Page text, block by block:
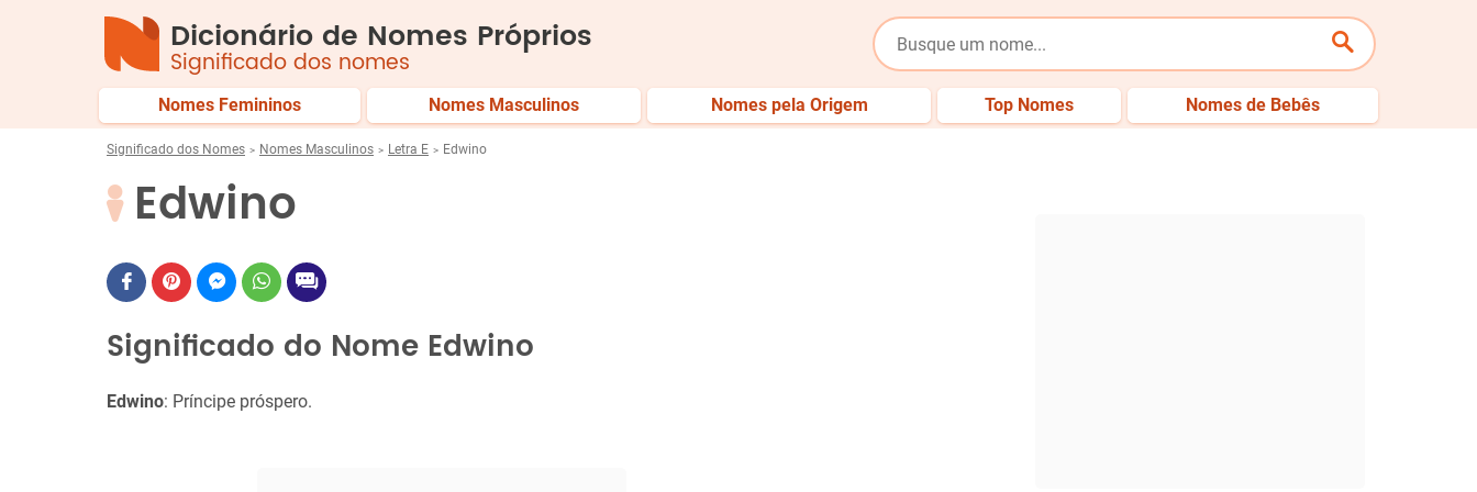
Dicionário de Nomes Próprios
Significado dos nomes
Nomes Femininos Nomes Masculinos Nomes pela Origem Top Nomes Nomes de Bebês
Significado dos Nomes Nomes Masculinos Letra E Edwino
Edwino
Significado do Nome Edwino
Edwino: Príncipe próspero.